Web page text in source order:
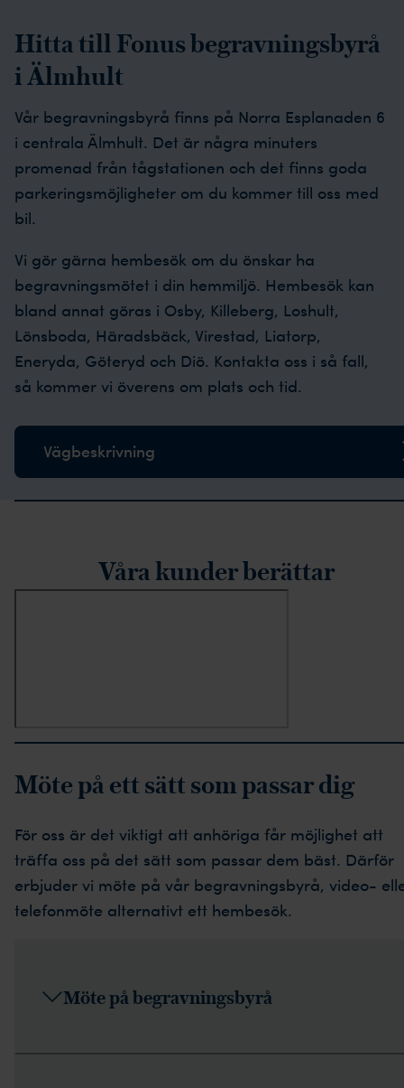
Hitta till Fonus begravningsbyrå
i Älmhult
Vår begravningsbyrå finns på Norra Esplanaden 6
i centrala Älmhult. Det är några minuters
promenad från tågstationen och det finns goda
parkeringsmöjligheter om du kommer till oss med
bil.
Vi gör gärna hembesök om du önskar ha
begravningsmötet i din hemmiljö. Hembesök kan
bland annat göras i Osby, Killeberg, Loshult,
Lönsboda, Häradsbäck, Virestad, Liatorp,
Eneryda, Göteryd och Diö. Kontakta oss i så fall,
så kommer vi överens om plats och tid.
Vägbeskrivning
recensioner
Våra kunder berättar
Möte på ett sätt som passar dig
För oss är det viktigt att anhöriga får möjlighet att
träffa oss på det sätt som passar dem bäst. Därför
erbjuder vi möte på vår begravningsbyrå, video-
telefonmöte alternativt ett hembesök.
Möte på begravningsbyrå